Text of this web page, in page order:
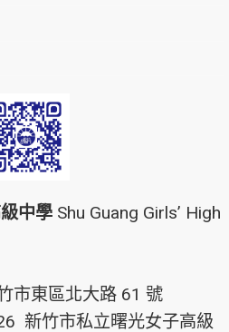
中學 Shu Guang Girls’ High
市東區北大路 61 號
新竹市私立曙光女子高級